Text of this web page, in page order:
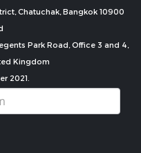
Chatuchak, Bangkok 10900
Park Road, Office 3 and 4,
Kingdom
2021.